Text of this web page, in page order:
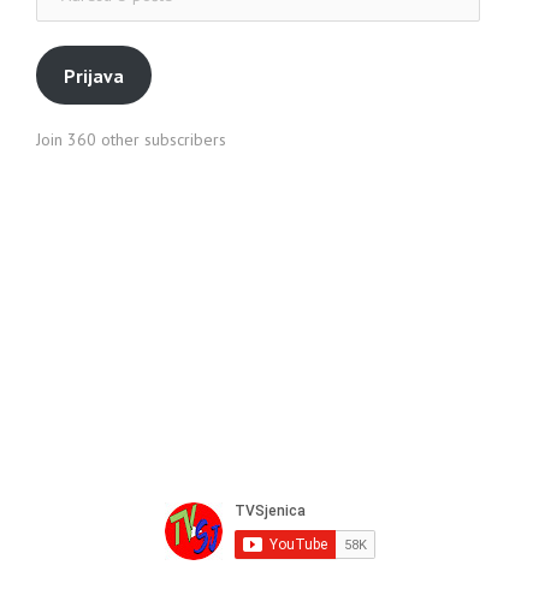
pošte
Prijava
Join 360 other subscribers